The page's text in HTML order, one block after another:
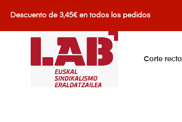
Descuento de 3,45€ en todos los pedidos
Corte recto